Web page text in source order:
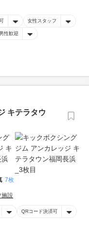
女性スタッフ
男性歓迎
キテラタウ
7枚
施設
QRコード決済可